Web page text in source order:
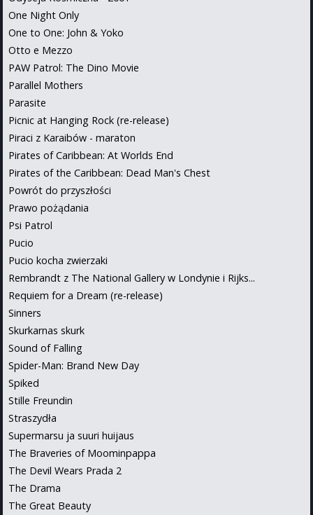
One Night Only
One to One: John & Yoko
Otto e Mezzo
PAW Patrol: The Dino Movie
Parallel Mothers
Parasite
Picnic at Hanging Rock (re-release)
Piraci z Karaibów - maraton
Pirates of Caribbean: At Worlds End
Pirates of the Caribbean: Dead Man's Chest
Powrót do przyszłości
Prawo pożądania
Psi Patrol
Pucio
Pucio kocha zwierzaki
Rembrandt z The National Gallery w Londynie i Rijks...
Requiem for a Dream (re-release)
Sinners
Skurkarnas skurk
Sound of Falling
Spider-Man: Brand New Day
Spiked
Stille Freundin
Straszydła
Supermarsu ja suuri huijaus
The Braveries of Moominpappa
The Devil Wears Prada 2
The Drama
The Great Beauty